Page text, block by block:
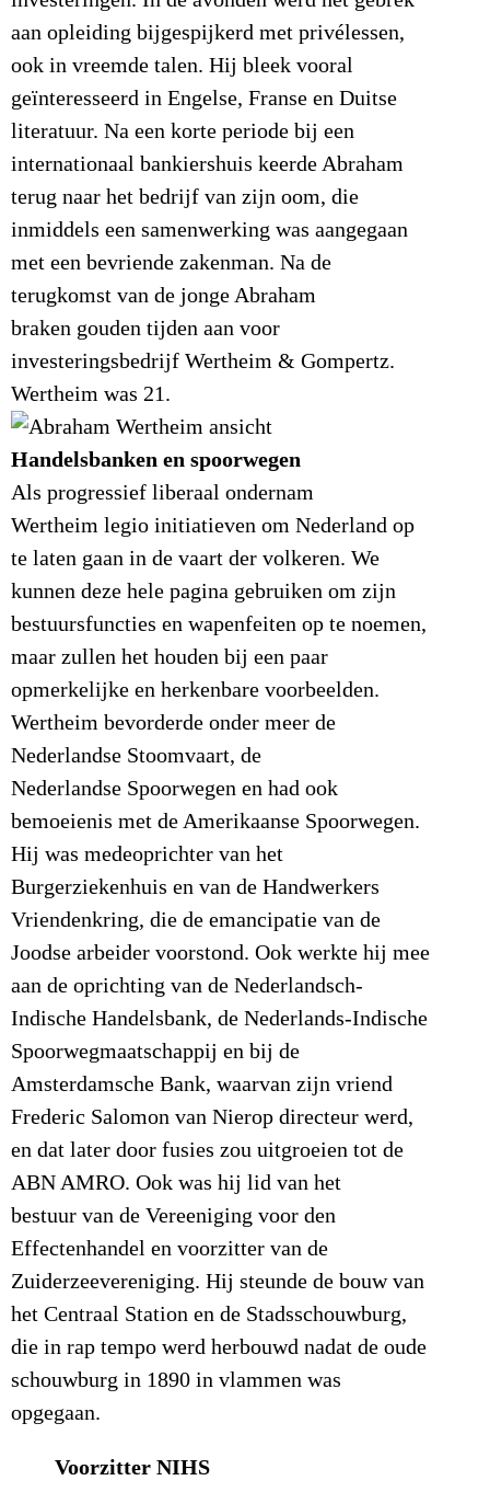
aan opleiding bijgespijkerd met privélessen,
ook in vreemde talen. Hij bleek vooral
geïnteresseerd in Engelse, Franse en Duitse
literatuur. Na een korte periode bij een
internationaal bankiershuis keerde Abraham
terug naar het bedrijf van zijn oom, die
inmiddels een samenwerking was aangegaan
met een bevriende zakenman. Na de
terugkomst van de jonge Abraham
braken gouden tijden aan voor
investeringsbedrijf Wertheim & Gompertz.
Wertheim was 21.
Handelsbanken en spoorwegen
Als progressief liberaal ondernam
Wertheim legio initiatieven om Nederland op
te laten gaan in de vaart der volkeren. We
kunnen deze hele pagina gebruiken om zijn
bestuursfuncties en wapenfeiten op te noemen,
maar zullen het houden bij een paar
opmerkelijke en herkenbare voorbeelden.
Wertheim bevorderde onder meer de
Nederlandse Stoomvaart, de
Nederlandse Spoorwegen en had ook
bemoeienis met de Amerikaanse Spoorwegen.
Hij was medeoprichter van het
Burgerziekenhuis en van de Handwerkers
Vriendenkring, die de emancipatie van de
Joodse arbeider voorstond. Ook werkte hij mee
aan de oprichting van de Nederlandsch-
Indische Handelsbank, de Nederlands-Indische
Spoorwegmaatschappij en bij de
Amsterdamsche Bank, waarvan zijn vriend
Frederic Salomon van Nierop directeur werd,
en dat later door fusies zou uitgroeien tot de
ABN AMRO. Ook was hij lid van het
bestuur van de Vereeniging voor den
Effectenhandel en voorzitter van de
Zuiderzeevereniging. Hij steunde de bouw van
het Centraal Station en de Stadsschouwburg,
die in rap tempo werd herbouwd nadat de oude
schouwburg in 1890 in vlammen was
opgegaan.
Voorzitter NIHS